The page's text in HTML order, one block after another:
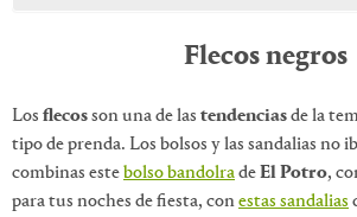
Flecos negros
Los flecosson una de las tendenciasde la
tipo de prenda. Los bolsos y las sandalias no
combinas estebolso bandolradeEl Potro,
para tus noches de fiesta, conestas sandalias